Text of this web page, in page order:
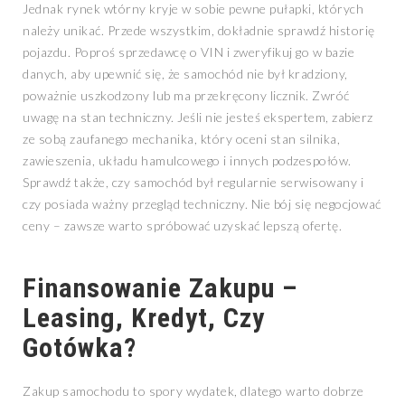
Jednak rynek wtórny kryje w sobie pewne pułapki, których
należy unikać. Przede wszystkim, dokładnie sprawdź historię
pojazdu. Poproś sprzedawcę o VIN i zweryfikuj go w bazie
danych, aby upewnić się, że samochód nie był kradziony,
poważnie uszkodzony lub ma przekręcony licznik. Zwróć
uwagę na stan techniczny. Jeśli nie jesteś ekspertem, zabierz
ze sobą zaufanego mechanika, który oceni stan silnika,
zawieszenia, układu hamulcowego i innych podzespołów.
Sprawdź także, czy samochód był regularnie serwisowany i
czy posiada ważny przegląd techniczny. Nie bój się negocjować
ceny – zawsze warto spróbować uzyskać lepszą ofertę.
Finansowanie Zakupu –
Leasing, Kredyt, Czy
Gotówka?
Zakup samochodu to spory wydatek, dlatego warto dobrze